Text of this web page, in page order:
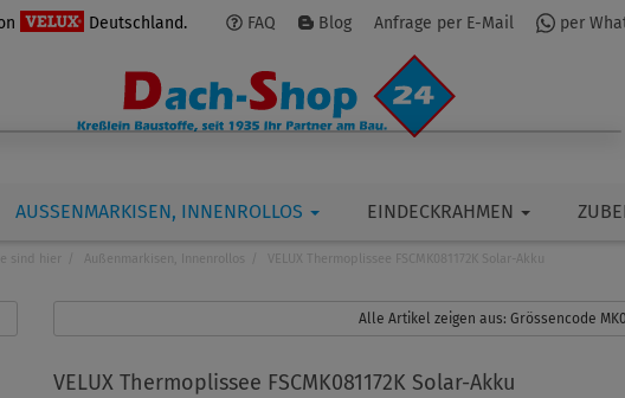
Deutschland. FAQ Blog Anfrage per E-Mail per
AUSSENMARKISEN, INNENROLLOS EINDECKRAHMEN
sind hier Außenmarkisen, Innenrollos VELUX Thermoplissee FSCMK081172K Solar-Akku
Alle Artikel zeigen aus: Grössencode
VELUX Thermoplissee FSCMK081172K Solar-Akku